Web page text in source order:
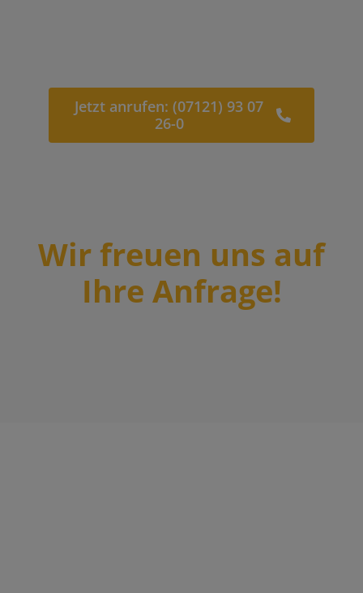
Jetzt anrufen: (07121) 93 07
26-0
Wir freuen uns auf
Ihre Anfrage!